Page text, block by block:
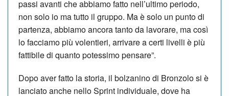
passi avanti che abbiamo fatto nell’ultimo periodo,
non solo io ma tutto il gruppo. Ma è solo un punto di
partenza, abbiamo ancora tanto da lavorare, ma così
lo facciamo più volentieri, arrivare a certi livelli è più
fattibile di quanto potessimo pensare”.
Dopo aver fatto la storia, il bolzanino di Bronzolo si è
lanciato anche nello Sprint individuale, dove ha